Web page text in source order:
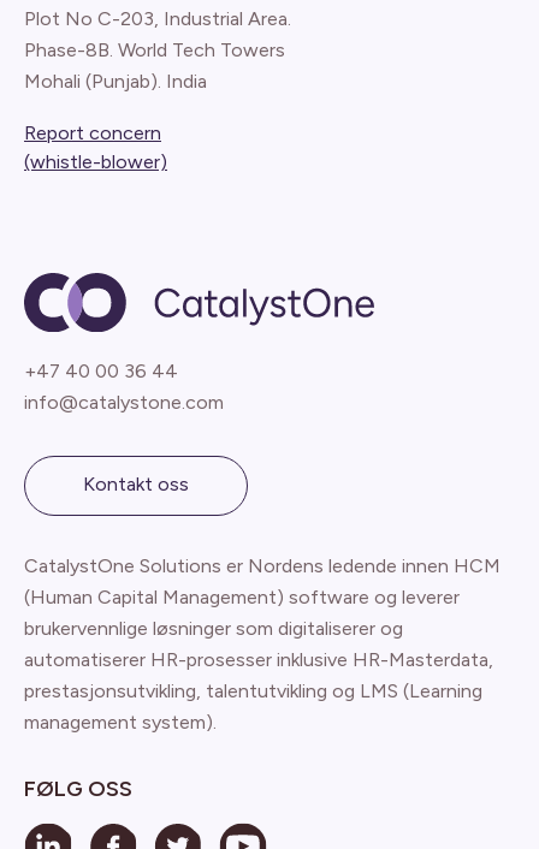
Plot No C-203, Industrial Area.
Phase-8B. World Tech Towers
Mohali (Punjab). India
Report concern
(whistle-blower)
+47 40 00 36 44
info@catalystone.com
Kontakt oss
CatalystOne Solutions er Nordens ledende innen HCM
(Human Capital Management) software og leverer
brukervennlige løsninger som digitaliserer og
automatiserer HR-prosesser inklusive HR-Masterdata,
prestasjonsutvikling, talentutvikling og LMS (Learning
management system).
FØLG OSS